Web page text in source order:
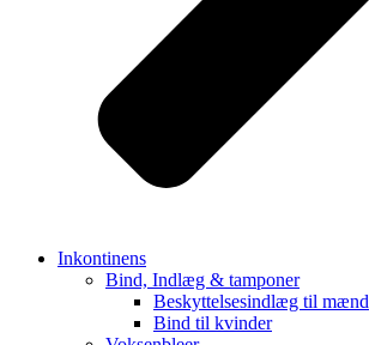
Inkontinens
Bind, Indlæg & tamponer
Beskyttelsesindlæg til mænd
Bind til kvinder